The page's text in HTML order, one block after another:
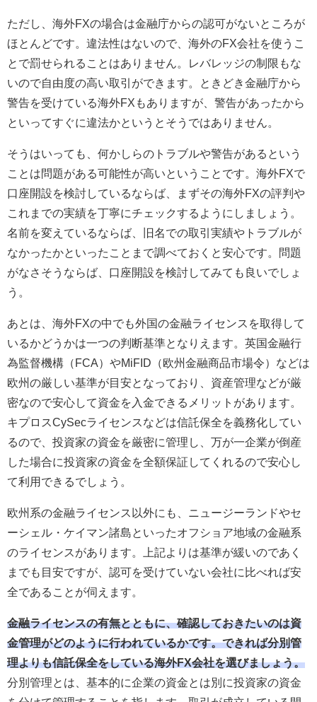
ただし、海外FXの場合は金融庁からの認可がないところが
ほとんどです。違法性はないので、海外のFX会社を使うこ
とで罰せられることはありません。レバレッジの制限もな
いので自由度の高い取引ができます。ときどき金融庁から
警告を受けている海外FXもありますが、警告があったから
といってすぐに違法かというとそうではありません。
そうはいっても、何かしらのトラブルや警告があるという
ことは問題がある可能性が高いということです。海外FXで
口座開設を検討しているならば、まずその海外FXの評判や
これまでの実績を丁寧にチェックするようにしましょう。
名前を変えているならば、旧名での取引実績やトラブルが
なかったかといったことまで調べておくと安心です。問題
がなさそうならば、口座開設を検討してみても良いでしょ
う。
あとは、海外FXの中でも外国の金融ライセンスを取得して
いるかどうかは一つの判断基準となりえます。英国金融行
為監督機構（FCA）やMiFID（欧州金融商品市場令）などは
欧州の厳しい基準が目安となっており、資産管理などが厳
密なので安心して資金を入金できるメリットがあります。
キプロスCySecライセンスなどは信託保全を義務化してい
るので、投資家の資金を厳密に管理し、万が一企業が倒産
した場合に投資家の資金を全額保証してくれるので安心し
て利用できるでしょう。
欧州系の金融ライセンス以外にも、ニュージーランドやセ
ーシェル・ケイマン諸島といったオフショア地域の金融系
のライセンスがあります。上記よりは基準が緩いのであく
までも目安ですが、認可を受けていない会社に比べれば安
全であることが伺えます。
金融ライセンスの有無とともに、確認しておきたいのは資
金管理がどのように行われているかです。できれば分別管
理よりも信託保全をしている海外FX会社を選びましょう。
分別管理とは、基本的に企業の資金とは別に投資家の資金